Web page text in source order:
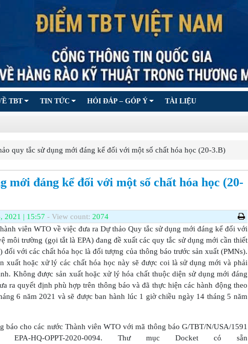
TBT TIN TỨC HỎI ĐÁP – GÓP Ý TÀI LIỆU
quy tắc sử dụng mới đáng kể đối với một số chất hóa học (20-3.B)
mới đáng kể đối với một số chất hóa học (20-
2021 | 15:57 - View count: 2074
viên WTO về việc đưa ra Dự thảo Quy tắc sử dụng mới đáng kể đối với
môi trường (gọi tắt là EPA) đang đề xuất các quy tắc sử dụng mới cần thiết
với các chất hóa học là đối tượng của thông báo trước sản xuất (PMNs).
hoặc xử lý các chất hóa học này sẽ được coi là sử dụng mới và phải
Không được sản xuất hoặc xử lý hóa chất thuộc diện sử dụng mới đáng
ra quyết định phù hợp trên thông báo và đã thực hiện các hành động theo
6 năm 2021 và sẽ được ban hành lúc 1 giờ chiều ngày 14 tháng 5 năm
báo cho các nước Thành viên WTO với mã thông báo G/TBT/N/USA/1591
HQ-OPPT-2020-0094. Thư mục Docket có sẵn